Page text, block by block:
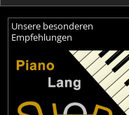
Unsere besonderen
Empfehlungen